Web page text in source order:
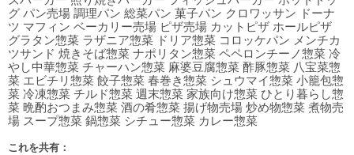
グ パン売場 調理パン 総菜パン 菓子パン クロワッサン ドーナ
ツ マフィン ベーカリー売場 ピザ売場 カットピザ ホールピザ
グラタン惣菜 ラザニア惣菜 ドリア惣菜 コロッケパン メンチカ
ツサンド 焼きそば惣菜 ナポリタン惣菜 ペペロンチーノ惣菜 冷
やし中華惣菜 チャーハン惣菜 麻婆豆腐惣菜 酢豚惣菜 八宝菜惣
菜 エビチリ惣菜 餃子惣菜 春巻き惣菜 シュウマイ惣菜 小籠包惣
菜 冷凍惣菜 チルド惣菜 週末惣菜 家族向け惣菜 ひとり暮らし惣
菜 晩酌おつまみ惣菜 酒の肴惣菜 揚げ物売場 炒め物惣菜 煮物売
場 スープ惣菜 鍋惣菜 シチュー惣菜 カレー惣菜
これを共有：